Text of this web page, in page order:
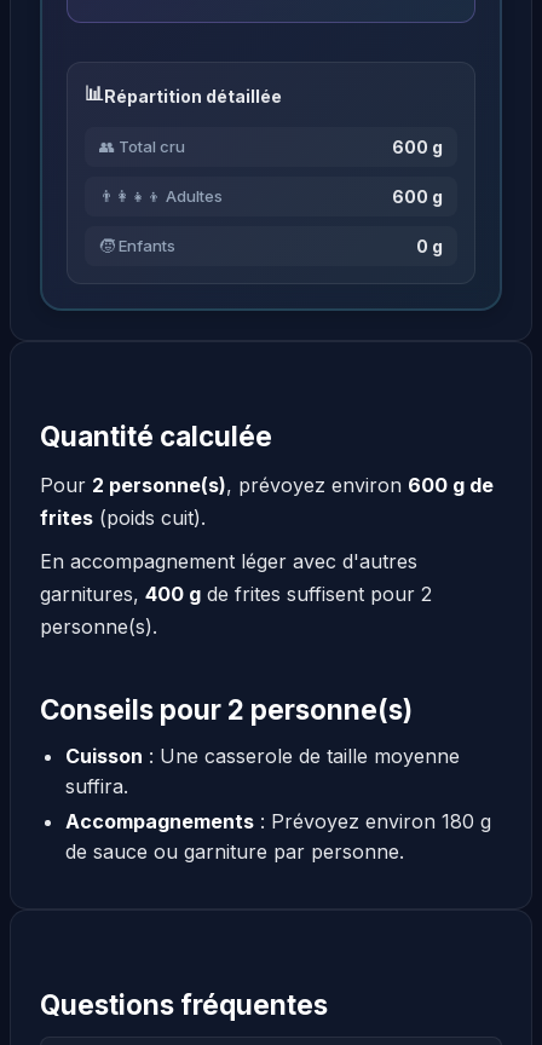
Répartition détaillée
👥 Total cru 600 g
👨‍👩‍👧‍👦 Adultes 600 g
🧒 Enfants 0 g
Quantité calculée
Pour 2 personne(s), prévoyez environ 600 g de
frites (poids cuit).
En accompagnement léger avec d'autres
garnitures, 400 g de frites suffisent pour 2
personne(s).
Conseils pour 2 personne(s)
Cuisson : Une casserole de taille moyenne
suffira.
Accompagnements: Prévoyez environ 180 g
de sauce ou garniture par personne.
Questions fréquentes